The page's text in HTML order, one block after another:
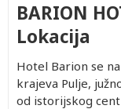
BARION
Lokacija
Hotel Barion se
krajeva Pulje,
od istorijskog